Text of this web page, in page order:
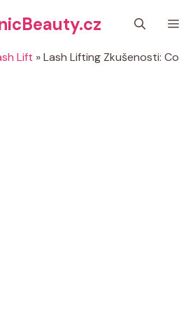
Lift »Lash Lifting Zkušenosti: Co